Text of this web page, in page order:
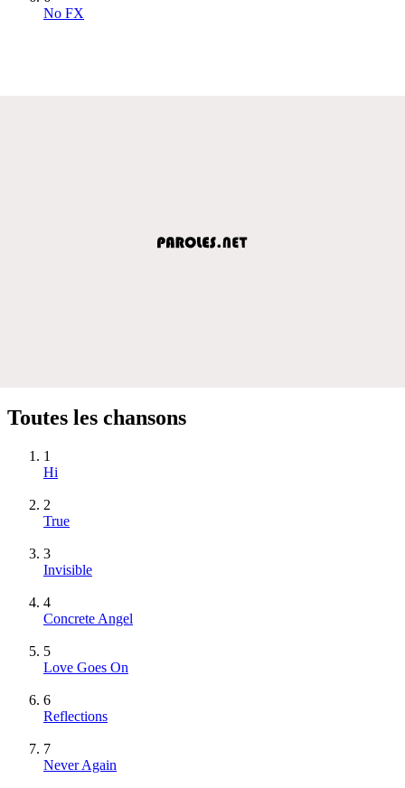
No FX
Toutes les chansons
1
Hi
2
True
3
Invisible
4
Concrete Angel
5
Love Goes On
6
Reflections
7
Never Again